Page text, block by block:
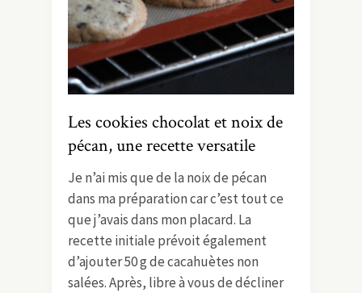
Les cookies chocolat et noix de
pécan, une recette versatile
Je n’ai mis que de la noix de pécan
dans ma préparation car c’est tout ce
que j’avais dans mon placard. La
recette initiale prévoit également
d’ajouter 50 g de cacahuètes non
salées. Après, libre à vous de décliner